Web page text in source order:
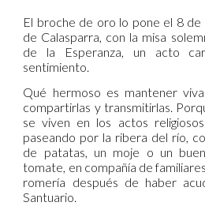
El broche de oro lo pone el 8
de Calasparra, con la misa
de la Esperanza, un acto
sentimiento.
Qué hermoso es mantener
compartirlas y transmitirlas.
se viven en los actos
paseando por la ribera del río,
de patatas, un moje o un
tomate, en compañía de
romería después de haber
Santuario.